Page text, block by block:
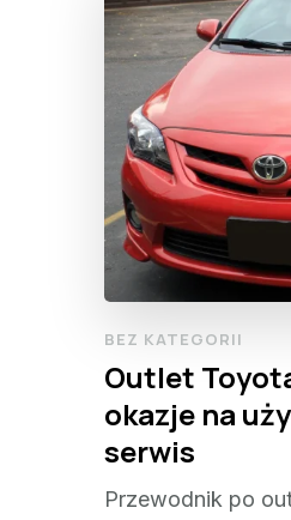
BEZ KATEGORII
Outlet
okazje na
serwis
Przewodnik po